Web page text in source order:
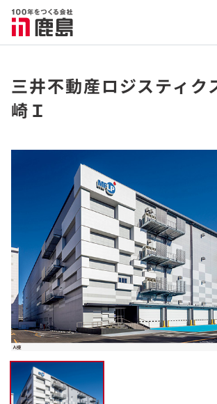
三井不動産ロジスティク
崎Ｉ